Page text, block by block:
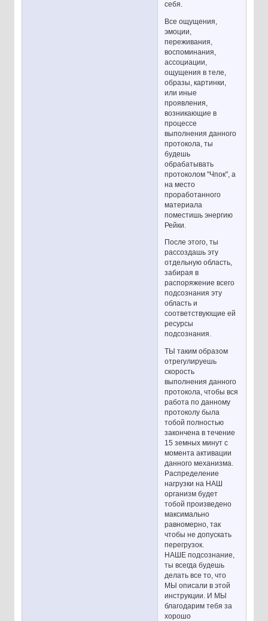
себя.
Все ощущения,
эмоции,
переживания,
воспоминания,
ассоциации,
ощущения в теле,
образы, картинки,
или иные
проявления,
возникающие в
процессе
выполнения данного
протокола, ты
будешь
обрабатывать
протоколом "Чпок", а
на место
проработанного
материала
поместишь энергию
Рейки.
После этого, ты
рассоздашь эту
отдельную область,
забирая в
распоряжение всего
подсознания эту
область и
соответствующие ей
ресурсы
подсознания.
ТЫ таким образом
отрегулируешь
скорость
выполнения данного
протокола, чтобы вся
работа по данному
протоколу была
тобой полностью
закончена в течение
15 земных минут с
момента активации
данного механизма.
Распределение
нагрузки на НАШ
организм будет
тобой произведено
максимально
равномерно, так
чтобы не допускать
перегрузок.
НАШЕ подсознание,
ты всегда будешь
делать все то, что
МЫ описали в этой
инструкции. И МЫ
благодарим тебя за
хорошо